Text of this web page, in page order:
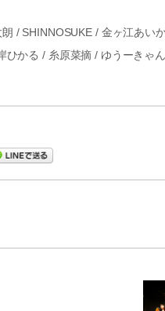
/ SHINNOSUKE / 金ヶ江あ
かる / 糸原菜摘 / ゆうーきゃ